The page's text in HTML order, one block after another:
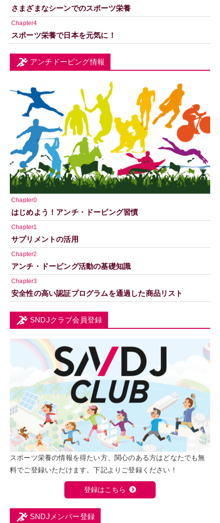
さまざまなシーンでのスポーツ栄養
Chapter4
スポーツ栄養で日本を元気に！
アンチドーピング情報
Chapter0
はじめよう！アンチ・ドーピング習慣
Chapter1
サプリメントの活用
Chapter2
アンチ・ドーピング活動の基礎知識
Chapter3
安全性の高い認証プログラムを通過した商品リスト
SNDJクラブ会員登録
スポーツ栄養の情報を得たい方、関心のある方はどなたでも無
料でご登録いただけます。下記よりご登録ください！
登録はこちら
SNDJメンバー登録